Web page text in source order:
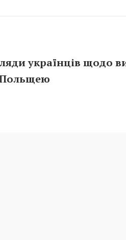
українців щодо
Польщею